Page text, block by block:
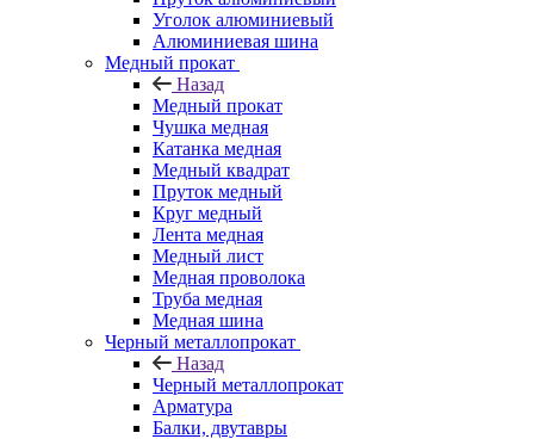
Уголок алюминиевый
Алюминиевая шина
Медный прокат
Назад
Медный прокат
Чушка медная
Катанка медная
Медный квадрат
Пруток медный
Круг медный
Лента медная
Медный лист
Медная проволока
Труба медная
Медная шина
Черный металлопрокат
Назад
Черный металлопрокат
Арматура
Балки, двутавры